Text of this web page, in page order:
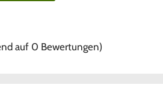
auf 0 Bewertungen)